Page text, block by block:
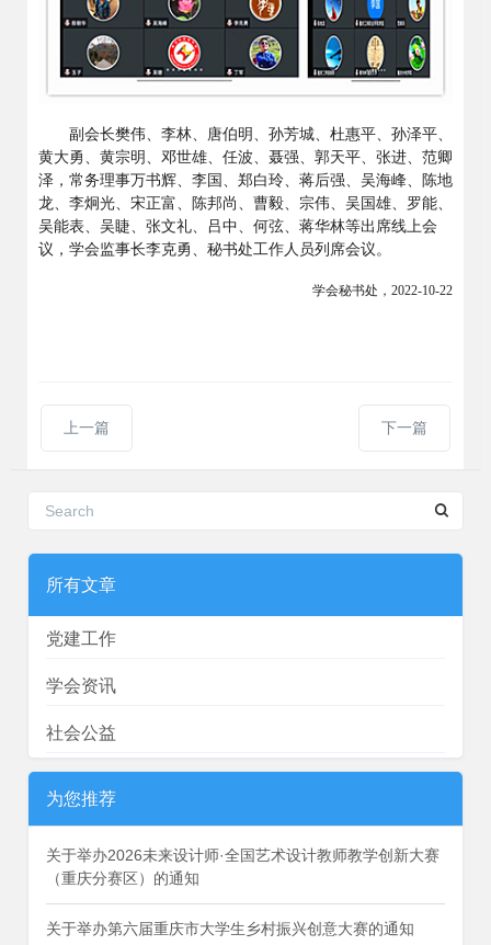
副会长樊伟、李林、唐伯明、孙芳城、杜惠平、孙泽平、
黄大勇、黄宗明、邓世雄、任波、聂强、郭天平、张进、范卿
泽，常务理事万书辉、李国、郑白玲、蒋后强、吴海峰、陈地
龙、李炯光、宋正富、陈邦尚、曹毅、宗伟、吴国雄、罗能、
吴能表、吴睫、张文礼、吕中、何弦、蒋华林等出席线上会
议，学会监事长李克勇、秘书处工作人员列席会议。
学会秘书处，2022-10-22
上一篇 下一篇
所有文章
党建工作
学会资讯
社会公益
为您推荐
关于举办2026未来设计师·全国艺术设计教师教学创新大赛
（重庆分赛区）的通知
关于举办第六届重庆市大学生乡村振兴创意大赛的通知